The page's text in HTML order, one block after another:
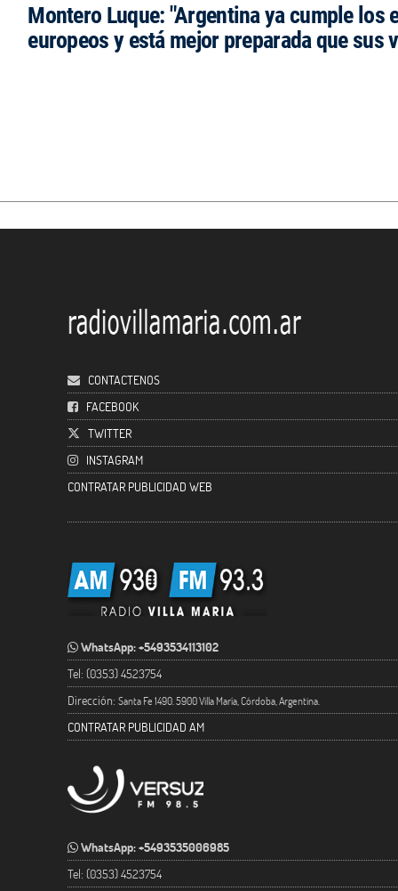
Montero Luque: "Argentina ya cumple los
europeos y está mejor preparada que sus
CONTACTENOS
FACEBOOK
TWITTER
INSTAGRAM
CONTRATAR PUBLICIDAD WEB
WhatsApp: +5493534113102
Tel: (0353) 4523754
Dirección: Santa Fe 1490. 5900 Villa María, Córdoba, Argentina.
CONTRATAR PUBLICIDAD AM
WhatsApp: +5493535006985
Tel: (0353) 4523754